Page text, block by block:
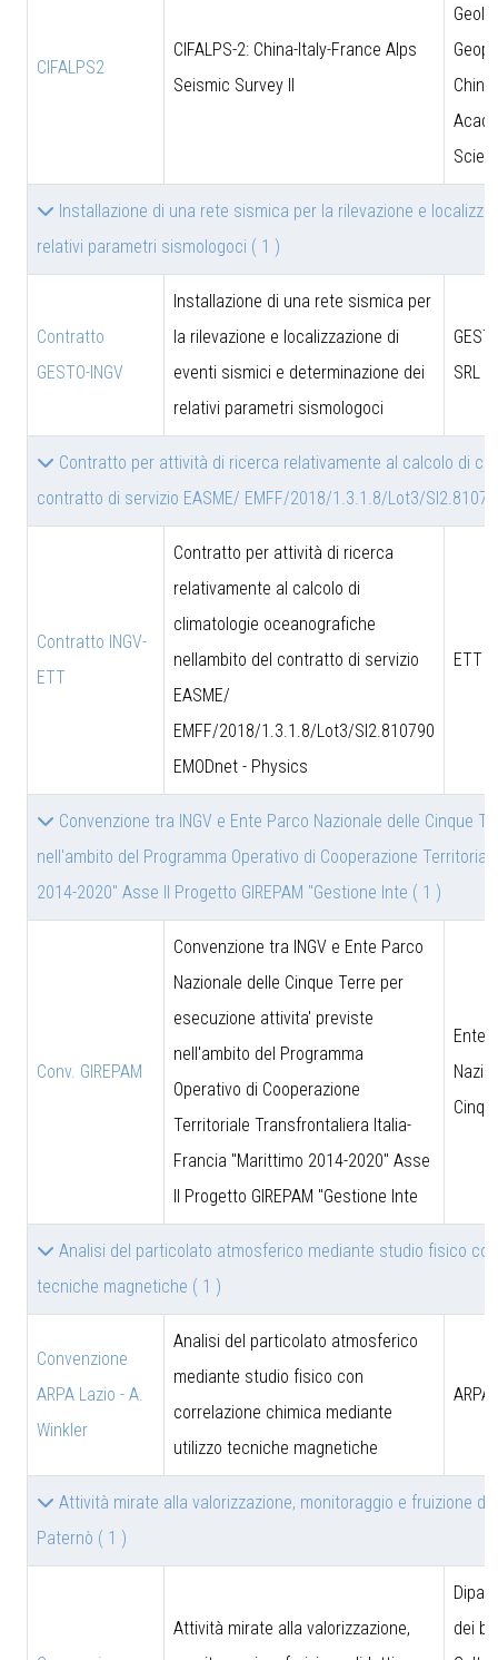
CIFALPS2
CIFALPS-2: China-Italy-France Alps
Seismic Survey II
Installazione di una rete sismica per la rilevazione e
relativi parametri sismologoci ( 1 )
Contratto
GESTO-INGV
Installazione di una rete sismica per
la rilevazione e localizzazione di
eventi sismici e determinazione dei
relativi parametri sismologoci
SRL
Contratto per attività di ricerca relativamente al calcolo di
contratto di servizio EASME/ EMFF/2018/1.3.1.8/Lot3/
Contratto INGV-
ETT
Contratto per attività di ricerca
relativamente al calcolo di
climatologie oceanografiche
nellambito del contratto di servizio
EASME/
EMFF/2018/1.3.1.8/Lot3/SI2.810790
EMODnet - Physics
ETT
Convenzione tra INGV e Ente Parco Nazionale delle Cinque
nell'ambito del Programma Operativo di Cooperazione
2014-2020" Asse II Progetto GIREPAM "Gestione Inte ( 1 )
Conv. GIREPAM
Convenzione tra INGV e Ente Parco
Nazionale delle Cinque Terre per
esecuzione attivita' previste
nell'ambito del Programma
Operativo di Cooperazione
Territoriale Transfrontaliera Italia-
Francia "Marittimo 2014-2020" Asse
II Progetto GIREPAM "Gestione Inte
Ente
Analisi del particolato atmosferico mediante studio fisico
tecniche magnetiche ( 1 )
Convenzione
ARPA Lazio - A.
Winkler
Analisi del particolato atmosferico
mediante studio fisico con
correlazione chimica mediante
utilizzo tecniche magnetiche
ARPA
Attività mirate alla valorizzazione, monitoraggio e fruizione
Paternò ( 1 )
Attività mirate alla valorizzazione,
dei